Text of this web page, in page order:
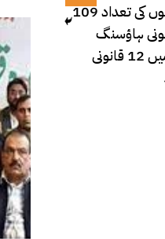
ہے،۔وزارت داخلہ کا کہنا ہے کہ اسلام آباد میں منظور کردہ ہاؤسنگ سکیموں کی تعداد 47 ہے، جبکہ غیر قانونی ہاؤسنگ سکیموں کی تعداد 109
قانونی ہاؤسنگ سکیمیں ہیں، زون ٹو میں 5 اور زون فائیو میں 27 غیر قانونی ہاؤسنگ
سکیمیں ہیں۔تحریری جواب میں کہا گیا کہ اسلام آباد کے زون فائیو میں قانونی ہاؤسنگ سکیموں کی تعداد 23 جبکہ زون ٹو میں 12 قانونی